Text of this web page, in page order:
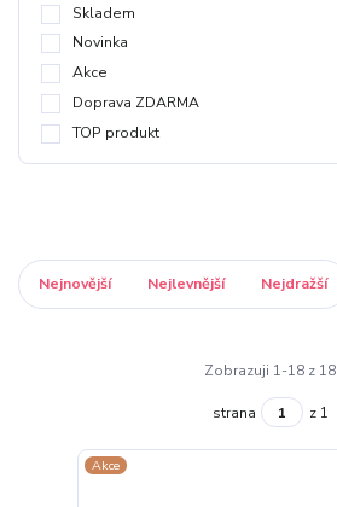
Skladem
Novinka
Akce
Doprava ZDARMA
TOP produkt
Nejnovější Nejlevnější Nejdražší
Zobrazuji 1-18 z 18
strana z 1
Akce